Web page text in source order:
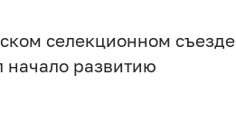
селекционном съезде
начало развитию